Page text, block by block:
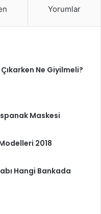
Yorumlar
Ne Giyilmeli?
Maskesi
2018
Hangi Bankada